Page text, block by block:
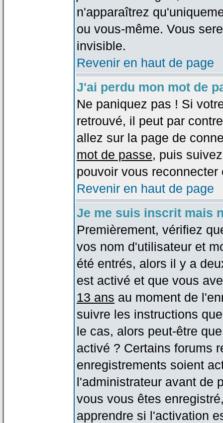
n'apparaîtrez
ou vous-même. Vous
invisible.
Revenir en haut de page
J'ai perdu mon mot de
Ne paniquez pas ! Si
retrouvé, il peut par
allez sur la page de
mot de passe, puis
pouvoir vous
Revenir en haut de page
Je me suis inscrit mais
Premièrement, vérifiez
vos nom d'utilisateur et
été entrés, alors il y a
est activé et que vous
13 ans au moment de
suivre les instructions
le cas, alors peut-être
activé ? Certains forums
enregistrements soient
l'administrateur avant de
vous vous êtes
apprendre si l'activation